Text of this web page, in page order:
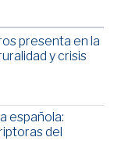
presenta en la
y crisis
española:
del